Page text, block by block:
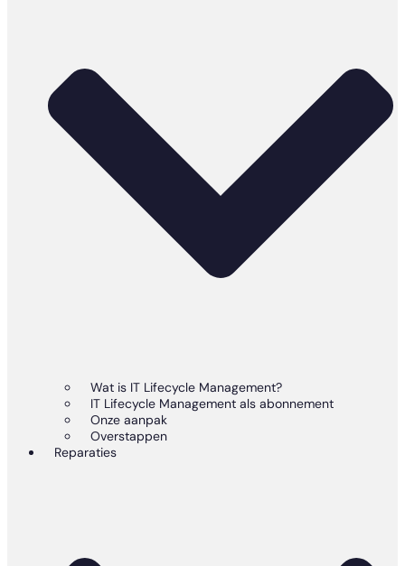
Wat is IT Lifecycle Management?
IT Lifecycle Management als abonnement
Onze aanpak
Overstappen
Reparaties